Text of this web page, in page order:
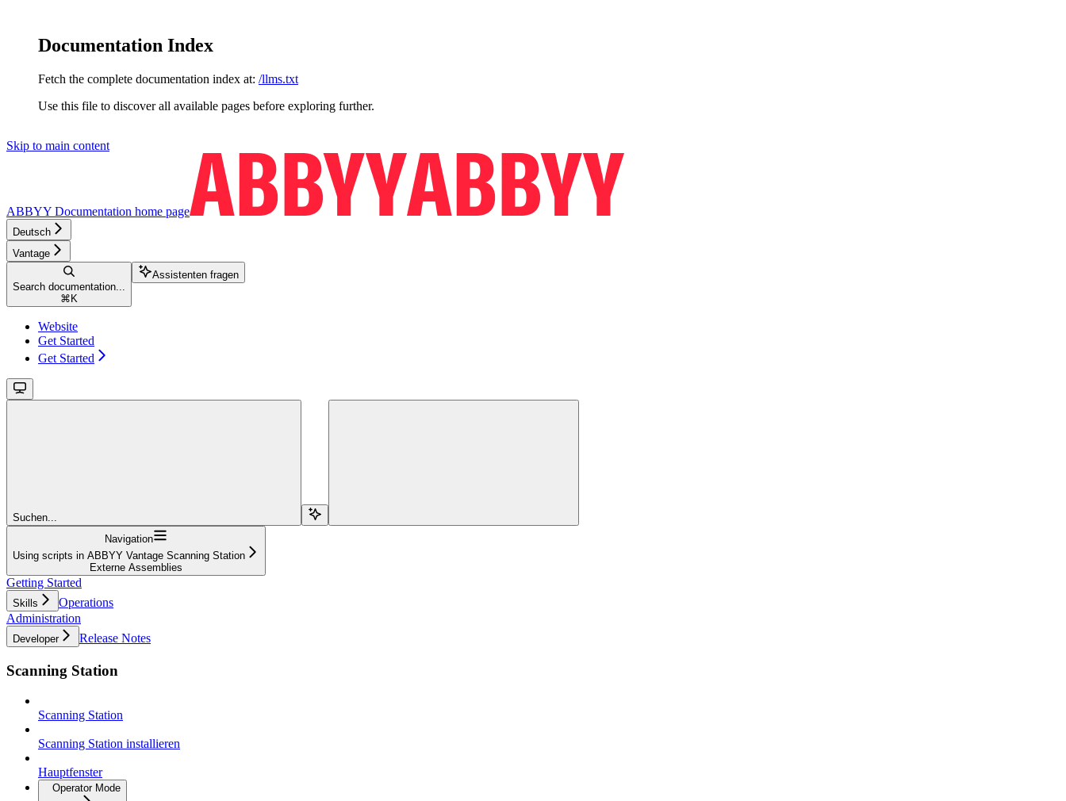
Documentation Index
Fetch the complete documentation index at: /llms.txt
Use this file to discover all available pages before exploring further.
Skip to main content
ABBYY Documentation home page
Deutsch
Vantage
Search documentation...
⌘ K
Assistenten fragen
Website
Get Started
Get Started
Suchen...
Navigation
Using scripts in ABBYY Vantage Scanning Station
Externe Assemblies
Getting Started
Skills
Operations
Administration
Developer Release Notes
Scanning Station
Scanning Station
Scanning Station installieren
Hauptfenster
Operator Mode